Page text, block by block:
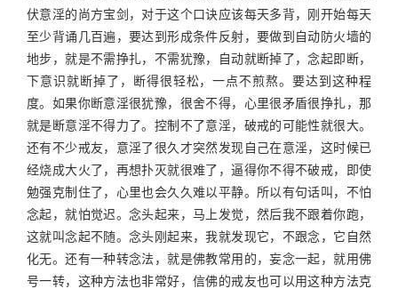
伏意淫的尚方宝剑，对于这个口诀应该每天多背，刚开始每天
至少背诵几百遍，要达到形成条件反射，要做到自动防火墙的
地步，就是不需挣扎，不需犹豫，自动就断掉了，念起即断，
下意识就断掉了，断得很轻松，一点不煎熬。要达到这种程
度。如果你断意淫很犹豫，很舍不得，心里很矛盾很挣扎，那
就是断意淫不得力了。控制不了意淫，破戒的可能性就很大。
还有不少戒友，意淫了很久才突然发现自己在意淫，这时候已
经烧成大火了，再想扑灭就很难了，逼得你不得不破戒，即使
勉强克制住了，心里也会久久难以平静。所以有句话叫，不怕
念起，就怕觉迟。念头起来，马上发觉，然后我不跟着你跑，
这就叫念起不随。念头刚起来，我就发现它，不跟念，它自然
化无。还有一种转念法，就是佛教常用的，妄念一起，就用佛
号一转，这种方法也非常好，信佛的戒友也可以用这种方法克